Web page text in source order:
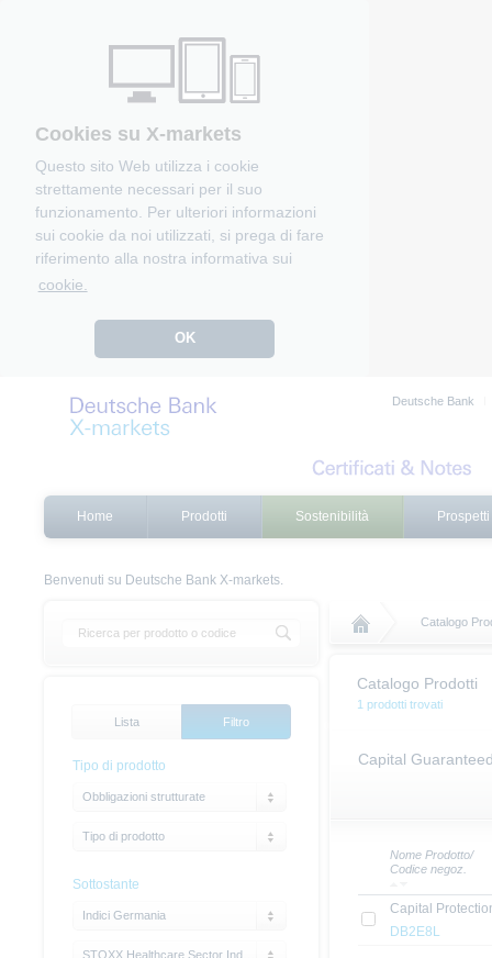
Cookies su X-markets
Questo sito Web utilizza i cookie
strettamente necessari per il suo
funzionamento. Per ulteriori informazioni
sui cookie da noi utilizzati, si prega di fare
riferimento alla nostra informativa sui
cookie.
OK
Deutsche Bank
Home Prodotti Sostenibilità Prospetti
Benvenuti su Deutsche Bank X-markets.
Catalogo
Catalogo Prodotti
1 prodotti trovati
Capital
Nome Prodotto/
Codice negoz.
Capital
DB2E8L
Lista Filtro
Tipo di prodotto
Obbligazioni strutturate
Tipo di prodotto
Sottostante
Indici Germania